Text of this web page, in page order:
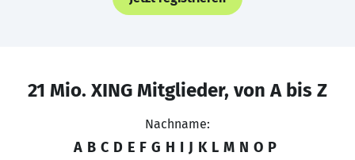
21 Mio. XING Mitglieder, von A bis Z
Nachname:
A B C D E F G H I J K L M N O P